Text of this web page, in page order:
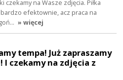
na Wasze zdjęcia. Piłka
efektownie, acz praca na
» więcej
tempa! Już zapraszamy
I czekamy na zdjęcia z